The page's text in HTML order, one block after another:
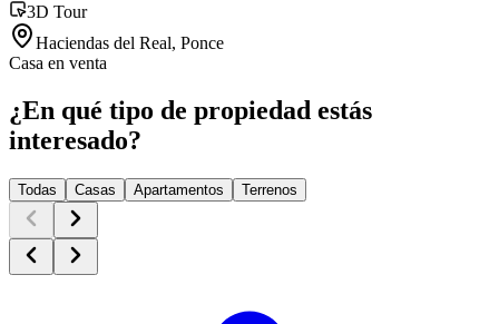
3D Tour
Haciendas del Real, Ponce
Casa en venta
¿En qué tipo de propiedad estás
interesado?
Todas Casas Apartamentos Terrenos